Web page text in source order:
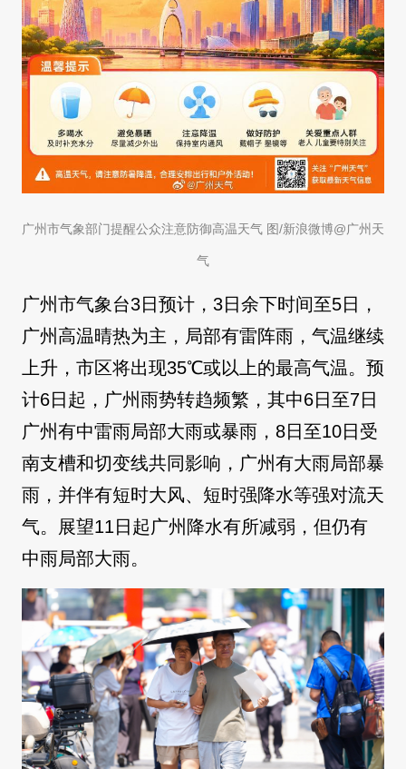
广州市气象部门提醒公众注意防御高温天气 图/新浪微博@广州天
气
广州市气象台3日预计，3日余下时间至5日，
广州高温晴热为主，局部有雷阵雨，气温继续
上升，市区将出现35℃或以上的最高气温。预
计6日起，广州雨势转趋频繁，其中6日至7日
广州有中雷雨局部大雨或暴雨，8日至10日受
南支槽和切变线共同影响，广州有大雨局部暴
雨，并伴有短时大风、短时强降水等强对流天
气。展望11日起广州降水有所减弱，但仍有
中雨局部大雨。